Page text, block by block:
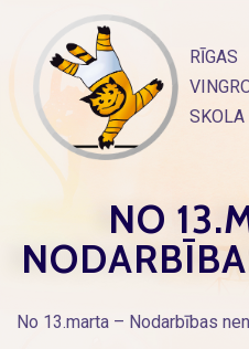
content
RĪGAS
SKOLA
NO
No 13.marta – Nodarbības